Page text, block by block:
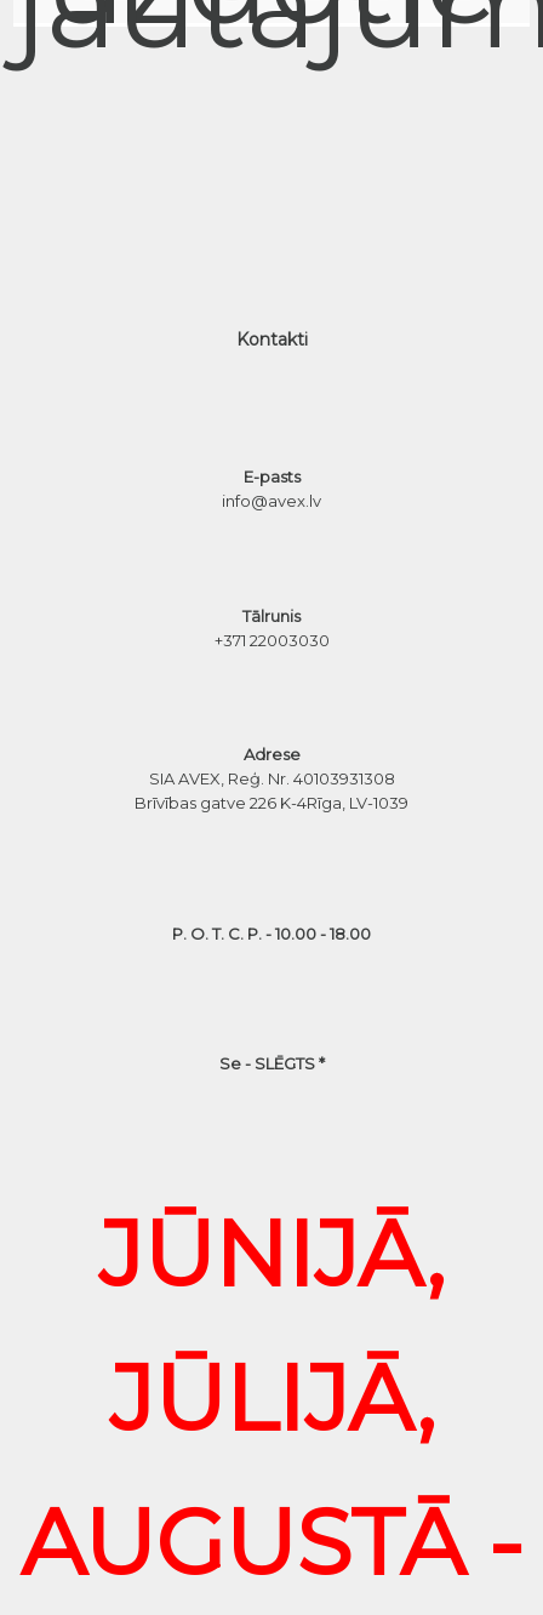
Kontakti
E-pasts
info@avex.lv
Tālrunis
+371 22003030
Adrese
SIA AVEX, Reģ. Nr. 40103931308
Brīvības gatve 226 K-4Rīga, LV-1039
P. O. T. C. P. - 10.00 - 18.00
Se - SLĒGTS *
JŪNIJĀ,
JŪLIJĀ,
AUGUSTĀ -